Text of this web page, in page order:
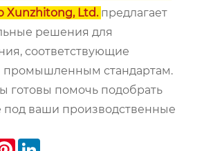
Xunzhitong, Ltd. предлагает
решения для
соответствующие
стандартам.
готовы помочь подобрать
под ваши производственные
Pinterest